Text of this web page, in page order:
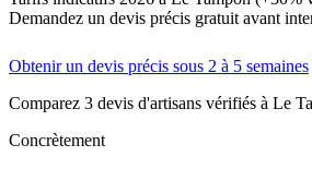
Demandez un devis précis gratuit avant
Obtenir un devis précis sous 2 à 5 semaines
Comparez 3 devis d'artisans vérifiés à Le
Concrètement